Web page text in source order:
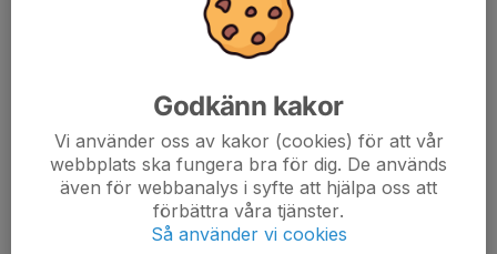
Godkänn kakor
Vi använder oss av kakor (cookies) för att vår
webbplats ska fungera bra för dig. De används
även för webbanalys i syfte att hjälpa oss att
förbättra våra tjänster.
Så använder vi cookies